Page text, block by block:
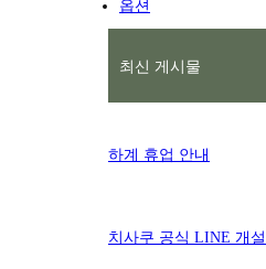
옵션
최신 게시물
하계 휴업 안내
치사쿠 공식 LINE 개